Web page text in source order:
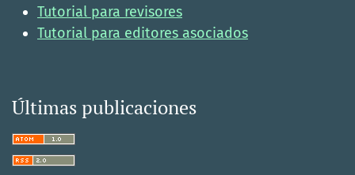
Tutorial para revisores
Tutorial para editores asociados
Últimas publicaciones